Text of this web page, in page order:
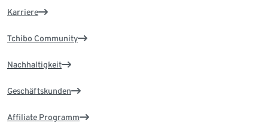
Karriere
Tchibo Community
Nachhaltigkeit
Geschäftskunden
Affiliate Programm